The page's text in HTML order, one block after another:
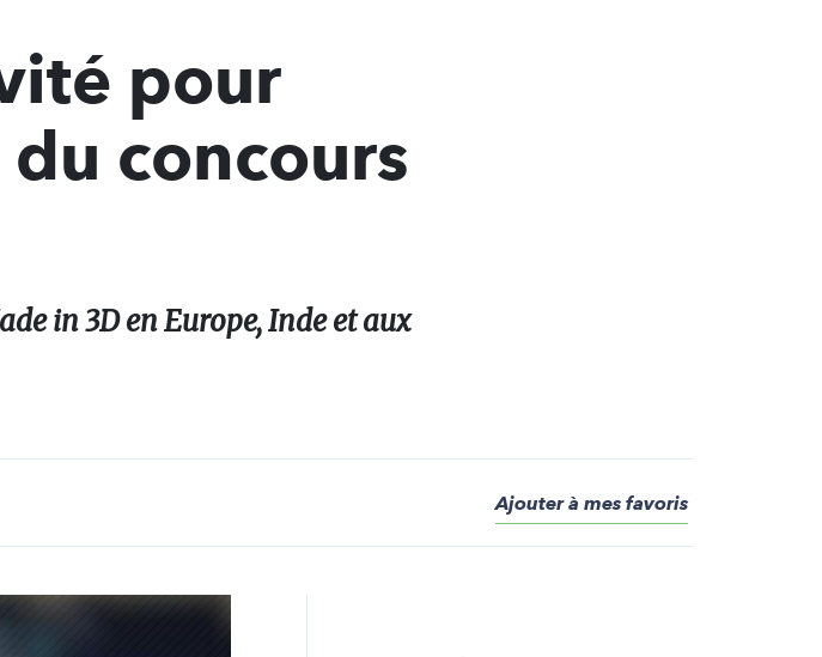
pour
concours
in 3D en Europe, Inde et aux
Ajouter à mes favoris